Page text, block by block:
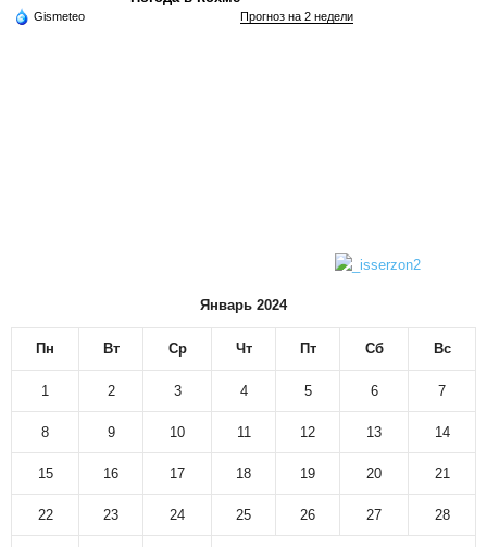
Gismeteo Прогноз на 2 недели
Январь 2024
Пн Вт Ср Чт Пт Сб Вс
1 2 3 4 5 6 7
8 9 10 11 12 13 14
15 16 17 18 19 20 21
22 23 24 25 26 27 28